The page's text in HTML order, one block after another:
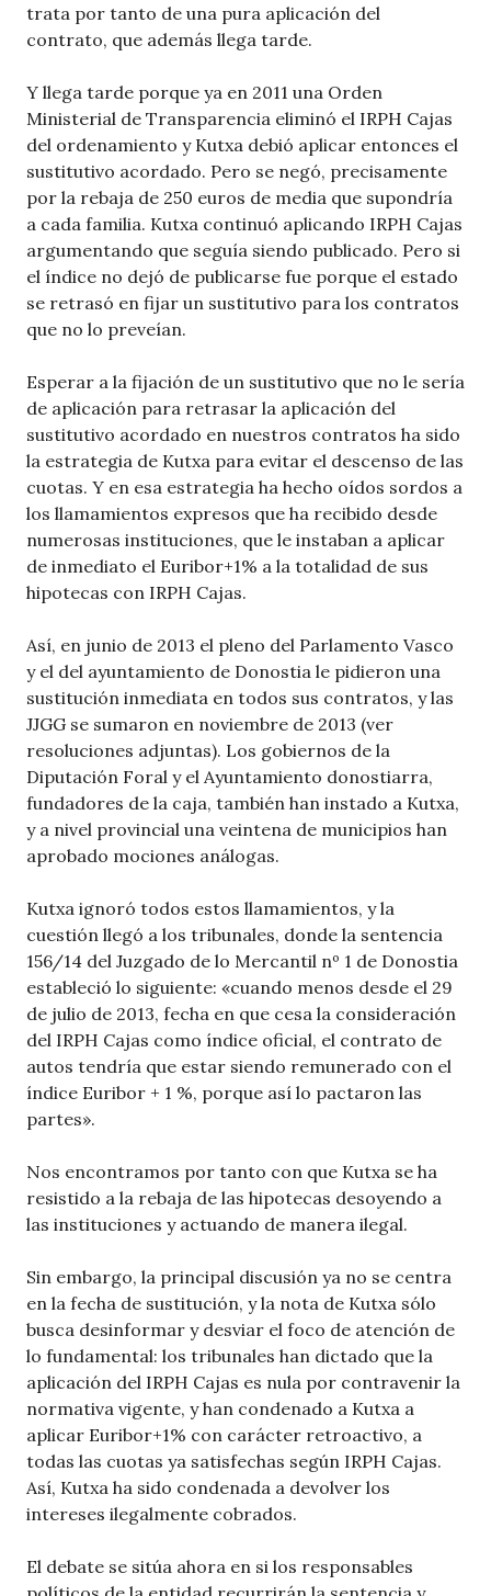
trata por tanto de una pura aplicación del
contrato, que además llega tarde.
Y llega tarde porque ya en 2011 una Orden
Ministerial de Transparencia eliminó el IRPH Cajas
del ordenamiento y Kutxa debió aplicar entonces el
sustitutivo acordado. Pero se negó, precisamente
por la rebaja de 250 euros de media que supondría
a cada familia. Kutxa continuó aplicando IRPH Cajas
argumentando que seguía siendo publicado. Pero si
el índice no dejó de publicarse fue porque el estado
se retrasó en fijar un sustitutivo para los contratos
que no lo preveían.
Esperar a la fijación de un sustitutivo que no le sería
de aplicación para retrasar la aplicación del
sustitutivo acordado en nuestros contratos ha sido
la estrategia de Kutxa para evitar el descenso de las
cuotas. Y en esa estrategia ha hecho oídos sordos a
los llamamientos expresos que ha recibido desde
numerosas instituciones, que le instaban a aplicar
de inmediato el Euribor+1% a la totalidad de sus
hipotecas con IRPH Cajas.
Así, en junio de 2013 el pleno del Parlamento Vasco
y el del ayuntamiento de Donostia le pidieron una
sustitución inmediata en todos sus contratos, y las
JJGG se sumaron en noviembre de 2013 (ver
resoluciones adjuntas). Los gobiernos de la
Diputación Foral y el Ayuntamiento donostiarra,
fundadores de la caja, también han instado a Kutxa,
y a nivel provincial una veintena de municipios han
aprobado mociones análogas.
Kutxa ignoró todos estos llamamientos, y la
cuestión llegó a los tribunales, donde la sentencia
156/14 del Juzgado de lo Mercantil nº 1 de Donostia
estableció lo siguiente: «cuando menos desde el 29
de julio de 2013, fecha en que cesa la consideración
del IRPH Cajas como índice oficial, el contrato de
autos tendría que estar siendo remunerado con el
índice Euribor + 1 %, porque así lo pactaron las
partes».
Nos encontramos por tanto con que Kutxa se ha
resistido a la rebaja de las hipotecas desoyendo a
las instituciones y actuando de manera ilegal.
Sin embargo, la principal discusión ya no se centra
en la fecha de sustitución, y la nota de Kutxa sólo
busca desinformar y desviar el foco de atención de
lo fundamental: los tribunales han dictado que la
aplicación del IRPH Cajas es nula por contravenir la
normativa vigente, y han condenado a Kutxa a
aplicar Euribor+1% con carácter retroactivo, a
todas las cuotas ya satisfechas según IRPH Cajas.
Así, Kutxa ha sido condenada a devolver los
intereses ilegalmente cobrados.
El debate se sitúa ahora en si los responsables